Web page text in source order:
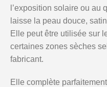
l’exposition solaire ou au
laisse la peau douce,
Elle peut être utilisée sur
certaines zones sèches
fabricant.
Elle complète